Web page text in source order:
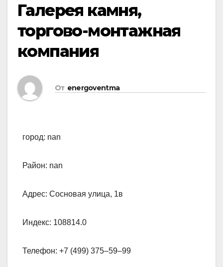
Галерея камня,
торгово-монтажная
компания
От energoventma
город: nan
Район: nan
Адрес: Сосновая улица, 1в
Индекс: 108814.0
Телефон: +7 (499) 375‒59‒99